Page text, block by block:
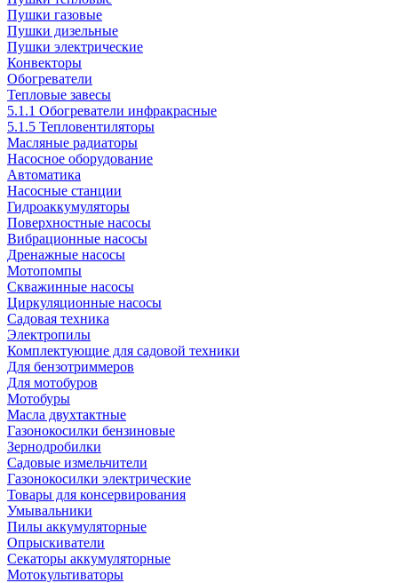
Пушки газовые
Пушки дизельные
Пушки электрические
Конвекторы
Обогреватели
Тепловые завесы
5.1.1 Обогреватели инфракрасные
5.1.5 Тепловентиляторы
Масляные радиаторы
Насосное оборудование
Автоматика
Насосные станции
Гидроаккумуляторы
Поверхностные насосы
Вибрационные насосы
Дренажные насосы
Мотопомпы
Скважинные насосы
Циркуляционные насосы
Садовая техника
Электропилы
Комплектующие для садовой техники
Для бензотриммеров
Для мотобуров
Мотобуры
Масла двухтактные
Газонокосилки бензиновые
Зернодробилки
Садовые измельчители
Газонокосилки электрические
Товары для консервирования
Умывальники
Пилы аккумуляторные
Опрыскиватели
Секаторы аккумуляторные
Мотокультиваторы